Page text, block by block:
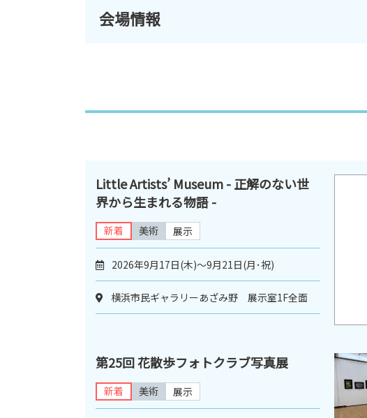
会場情報
Little Artists’ Museum - 正解のない世
界から生まれる物語 -
新着 美術 展示
2026年9月17日(木)〜9月21日(月･祝)
横浜市民ギャラリーあざみ野 展示室1F全面
第25回 花散歩フォトクラブ写真展
新着 美術 展示